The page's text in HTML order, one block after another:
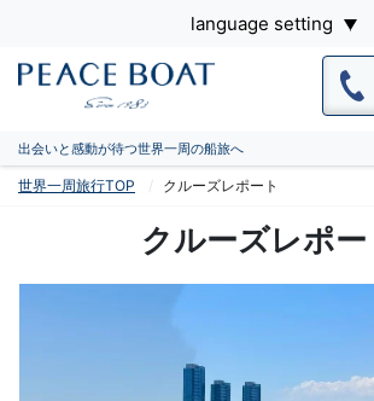
language setting
出会いと感動が待つ世界一周の船旅へ
世界一周旅行TOP クルーズレポート
クルーズレポー